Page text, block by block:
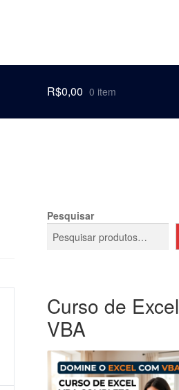
R$0,00 0 item
Pesquisar
Curso de Excel
VBA